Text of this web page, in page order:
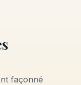
façonné